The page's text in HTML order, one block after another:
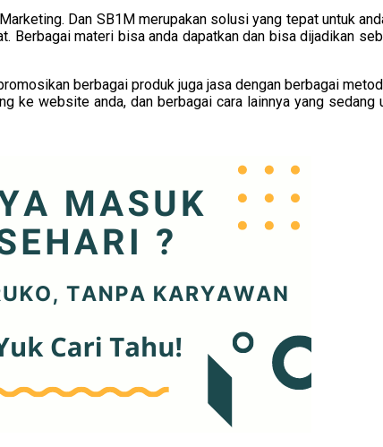
Dan SB1M merupakan solusi yang tepat untuk
materi bisa anda dapatkan dan bisa dijadikan
berbagai produk juga jasa dengan berbagai
ke website anda, dan berbagai cara lainnya yang